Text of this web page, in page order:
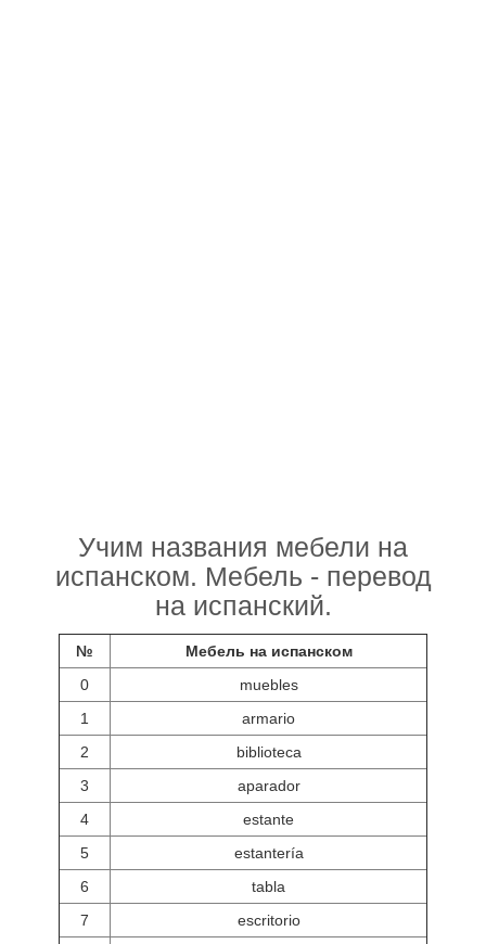
Учим названия мебели на
испанском. Мебель - перевод
на испанский.
№
Мебель на испанском
0
muebles
1
armario
2
biblioteca
3
aparador
4
estante
5
estantería
6
tabla
7
escritorio